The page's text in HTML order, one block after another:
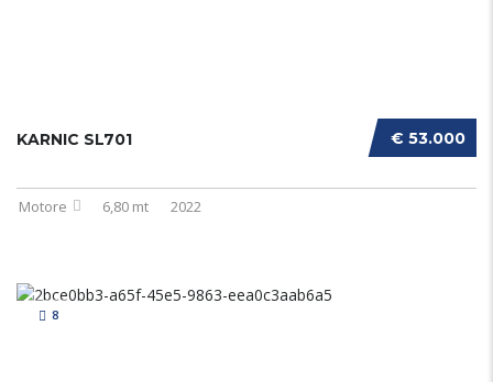
€ 53.000
KARNIC SL701
Motore 6,80 mt 2022
8